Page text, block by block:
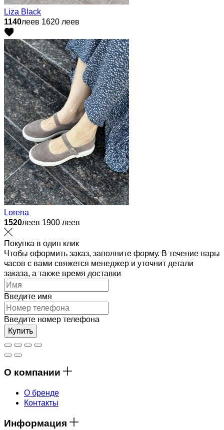
Liza Black
1140леев 1620 леев
Lorena
1520леев 1900 леев
Покупка в один клик
Чтобы оформить заказ, заполните форму. В течение пары
часов с вами свяжется менеджер и уточнит детали
заказа, а также время доставки
Введите имя
Введите номер телефона
Купить
О компании
О бренде
Контакты
Информация